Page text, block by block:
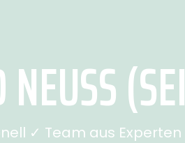
✓ Team aus